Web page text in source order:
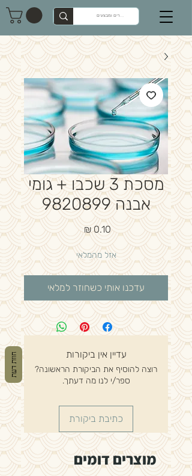
מסכת 3 שכבו + גומי
אבנה 9820899
מחיר
אזל מהמלאי
עדכנו אותי כשחוזר למלאי
עדיין אין ביקורות
רוצה להוסיף את הביקורת הראשונה?
ספר/י לנו מה דעתך.
כתיבת ביקורת
מוצרים דומים
חוות דעת